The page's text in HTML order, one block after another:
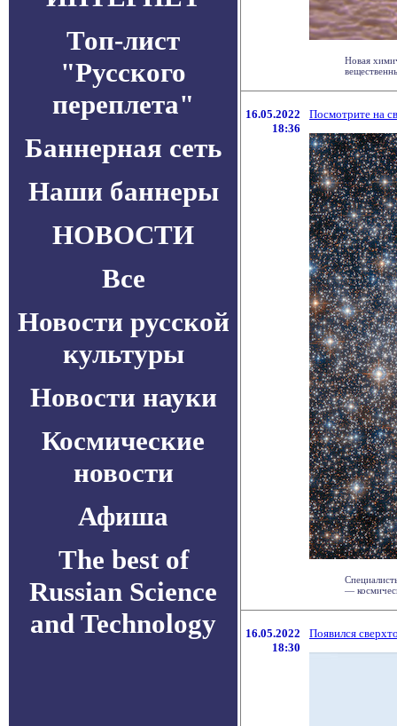
Топ-лист
"Русского
переплета"
Баннерная сеть
Наши баннеры
НОВОСТИ
Все
Новости русской
культуры
Новости науки
Космические
новости
Афиша
The best of
Russian Science
and Technology
Новая
16.05.2022
18:36
Посмотрите на
—
16.05.2022
18:30
Появился